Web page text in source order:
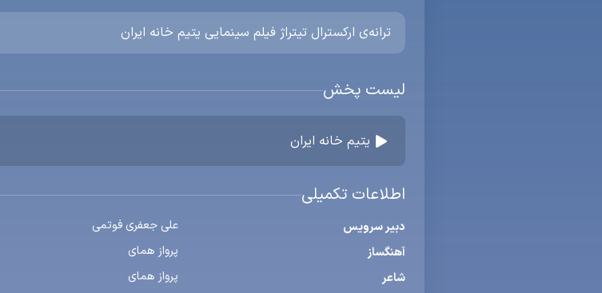
ترانه‌ی ارکسترال تیتراژ فیلم سینمایی یتیم خانه ایران
لیست پخش
یتیم خانه ایران
اطلاعات تکمیلی
دبیر سرویس
علی جعفری فوتمی
آهنگساز
پرواز همای
شاعر
پرواز همای